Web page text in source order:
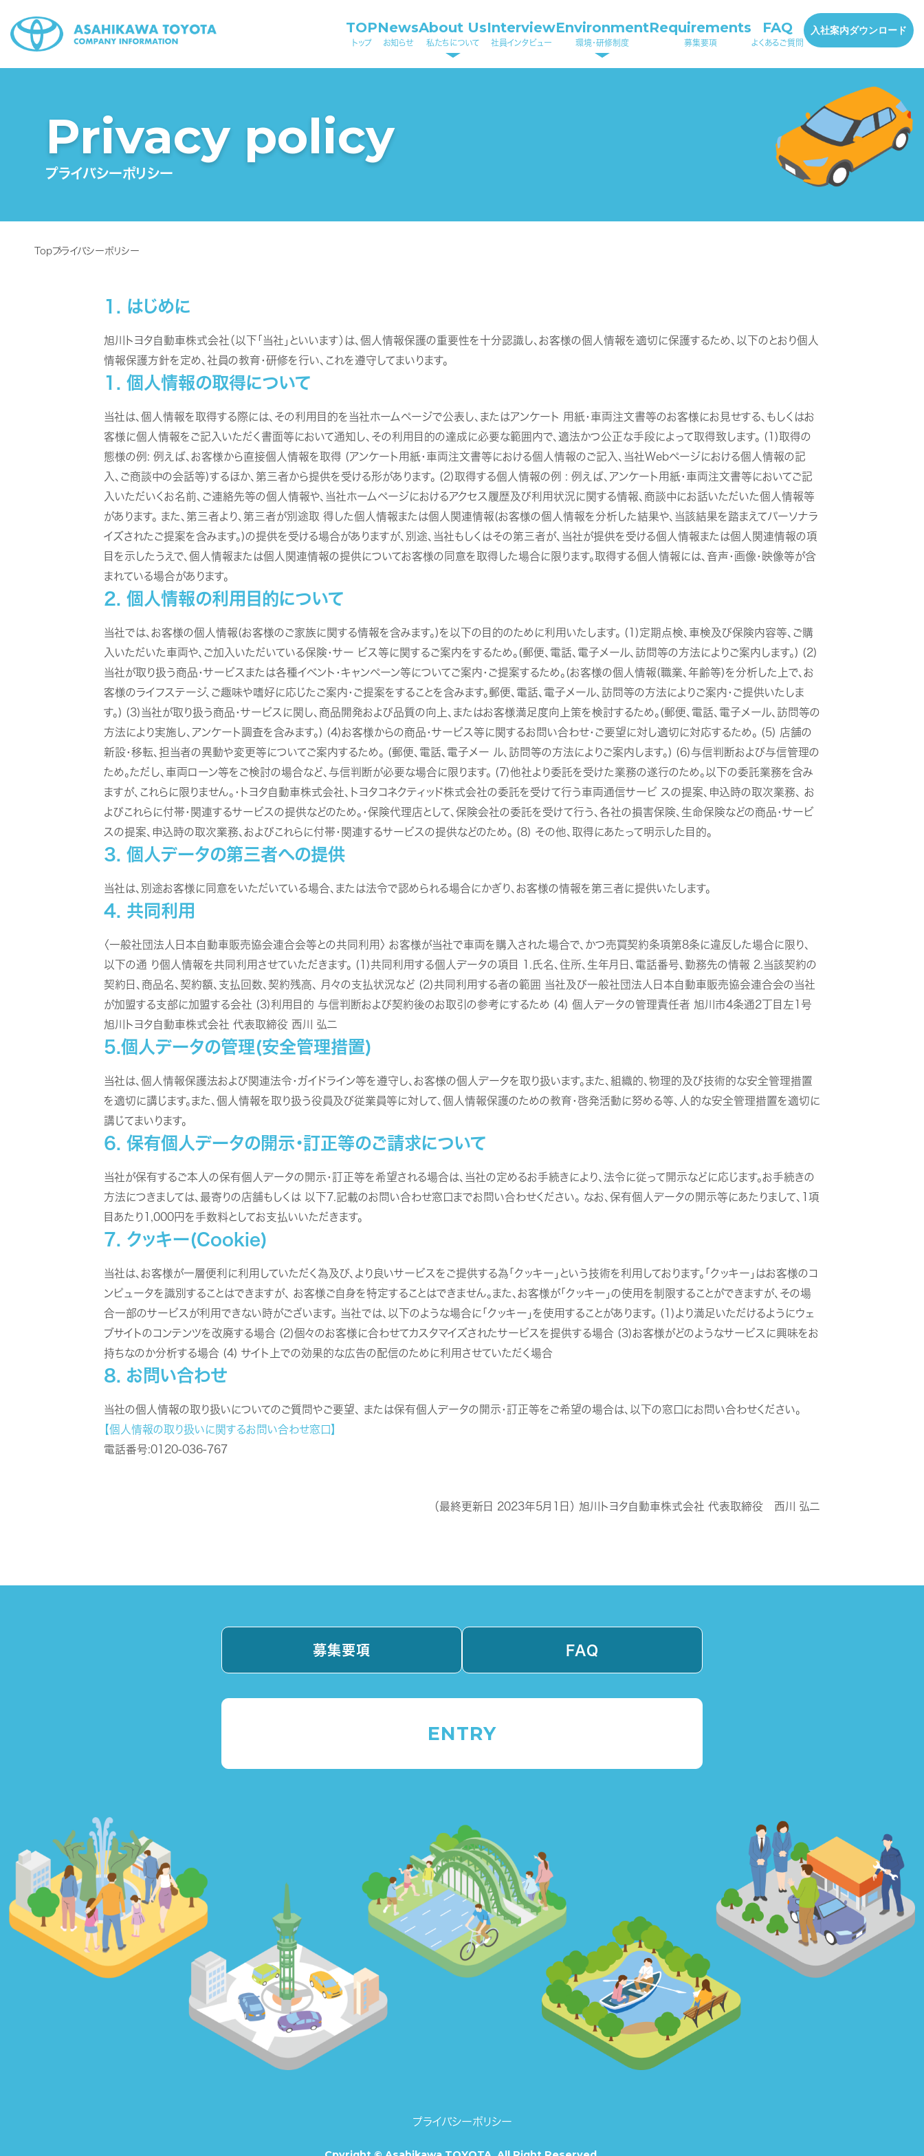
TOP
トップ
News
お知らせ
About Us
私たちについて
Interview
社員インタビュー
Environment
環境・研修制度
Requirements
募集要項
FAQ
よくあるご質問
入社案内ダウンロード
Privacy policy
プライバシーポリシー
Topプライバシーポリシー
1. はじめに
旭川トヨタ自動車株式会社（以下「当社」といいます）は、個人情報保護の重要性を十分認識し、お客様の個人情報を適切に保護するため、以下のとおり個人
情報保護方針を定め、社員の教育・研修を行い、これを遵守してまいります。
1. 個人情報の取得について
当社は、個人情報を取得する際には、その利用目的を当社ホームページで公表し、またはアンケート 用紙・車両注文書等のお客様にお見せする、もしくはお
客様に個人情報をご記入いただく書面等において通知し、その利用目的の達成に必要な範囲内で、適法かつ公正な手段によって取得致します。 (1)取得の
態様の例: 例えば、お客様から直接個人情報を取得 (アンケート用紙・車両注文書等における個人情報のご記入、当社Webページにおける個人情報の記
入、ご商談中の会話等)するほか、第三者から提供を受ける形があります。 (2)取得する個人情報の例 : 例えば、アンケート用紙・車両注文書等においてご記
入いただいくお名前、ご連絡先等の個人情報や、当社ホームページにおけるアクセス履歴及び利用状況に関する情報、商談中にお話いただいた個人情報等
があります。 また、第三者より、第三者が別途取 得した個人情報または個人関連情報(お客様の個人情報を分析した結果や、当該結果を踏まえてパーソナラ
イズされたご提案を含みます。)の提供を受ける場合がありますが、別途、当社もしくはその第三者が、当社が提供を受ける個人情報または個人関連情報の項
目を示したうえで、個人情報または個人関連情報の提供についてお客様の同意を取得した場合に限ります。取得する個人情報には、音声・画像・映像等が含
まれている場合があります。
2. 個人情報の利用目的について
当社では、お客様の個人情報(お客様のご家族に関する情報を含みます。)を以下の目的のために利用いたします。 (1)定期点検、車検及び保険内容等、ご購
入いただいた車両や、ご加入いただいている保険・サー ビス等に関するご案内をするため。(郵便、電話、電子メール、訪問等の方法によりご案内します。) (2)
当社が取り扱う商品・サービスまたは各種イベント・キャンペーン等についてご案内・ご提案するため。(お客様の個人情報(職業、年齢等)を分析した上で、お
客様のライフステージ、ご趣味や嗜好に応じたご案内・ご提案をすることを含みます。郵便、電話、電子メール、訪問等の方法によりご案内・ご提供いたしま
す。) (3)当社が取り扱う商品・サービスに関し、商品開発および品質の向上、またはお客様満足度向上策を検討するため。(郵便、電話、電子メール、訪問等の
方法により実施し、アンケート調査を含みます。) (4)お客様からの商品・サービス等に関するお問い合わせ・ご要望に対し適切に対応するため。 (5) 店舗の
新設・移転、担当者の異動や変更等についてご案内するため。 (郵便、電話、電子メー ル、訪問等の方法によりご案内します。) (6)与信判断および与信管理の
ため。ただし、車両ローン等をご検討の場合など、与信判断が必要な場合に限ります。 (7)他社より委託を受けた業務の遂行のため。以下の委託業務を含み
ますが、これらに限りません。・トヨタ自動車株式会社、トヨタコネクティッド株式会社の委託を受けて行う車両通信サービ スの提案、申込時の取次業務、 お
よびこれらに付帯・関連するサービスの提供などのため。・保険代理店として、保険会社の委託を受けて行う、各社の損害保険、生命保険などの商品・サービ
スの提案、申込時の取次業務、およびこれらに付帯・関連するサービスの提供などのため。 (8) その他、取得にあたって明示した目的。
3. 個人データの第三者への提供
当社は、別途お客様に同意をいただいている場合、または法令で認められる場合にかぎり、お客様の情報を第三者に提供いたします。
4. 共同利用
〈一般社団法人日本自動車販売協会連合会等との共同利用〉 お客様が当社で車両を購入された場合で、かつ売買契約条項第8条に違反した場合に限り、
以下の通 り個人情報を共同利用させていただきます。 (1)共同利用する個人データの項目 1.氏名、住所、生年月日、電話番号、勤務先の情報 2.当該契約の
契約日、商品名、契約額、支払回数、契約残高、 月々の支払状況など (2)共同利用する者の範囲 当社及び一般社団法人日本自動車販売協会連合会の当社
が加盟する支部に加盟する会社 (3)利用目的 与信判断および契約後のお取引の参考にするため (4) 個人データの管理責任者 旭川市4条通2丁目左1号
旭川トヨタ自動車株式会社 代表取締役 西川 弘二
5.個人データの管理(安全管理措置)
当社は、個人情報保護法および関連法令・ガイドライン等を遵守し、お客様の個人データを取り扱います。また、組織的、物理的及び技術的な安全管理措置
を適切に講じます。また、個人情報を取り扱う役員及び従業員等に対して、個人情報保護のための教育・啓発活動に努める等、人的な安全管理措置を適切に
講じてまいります。
6. 保有個人データの開示・訂正等のご請求について
当社が保有するご本人の保有個人データの開示・訂正等を希望される場合は、当社の定めるお手続きにより、法令に従って開示などに応じます。お手続きの
方法につきましては、最寄りの店舗もしくは 以下7.記載のお問い合わせ窓口までお問い合わせください。 なお、保有個人データの開示等にあたりまして、1項
目あたり1,000円を手数料としてお支払いいただきます。
7. クッキー(Cookie)
当社は、お客様が一層便利に利用していただく為及び、より良いサービスをご提供する為「クッキー」という技術を利用しております。「クッキー」はお客様のコ
ンピュータを識別することはできますが、 お客様ご自身を特定することはできません。また、お客様が「クッキー」の使用を制限することができますが、その場
合一部のサービスが利用できない時がございます。 当社では、以下のような場合に「クッキー」を使用することがあります。 (1)より満足いただけるようにウェ
ブサイトのコンテンツを改廃する場合 (2)個々のお客様に合わせてカスタマイズされたサービスを提供する場合 (3)お客様がどのようなサービスに興味をお
持ちなのか分析する場合 (4) サイト上での効果的な広告の配信のために利用させていただく場合
8. お問い合わせ
当社の個人情報の取り扱いについてのご質問やご要望、 または保有個人データの開示・訂正等をご希望の場合は、以下の窓口にお問い合わせください。
【個人情報の取り扱いに関するお問い合わせ窓口】
電話番号:0120-036-767
（最終更新日 2023年5月1日） 旭川トヨタ自動車株式会社 代表取締役 西川 弘二
募集要項 FAQ
ENTRY
プライバシーポリシー